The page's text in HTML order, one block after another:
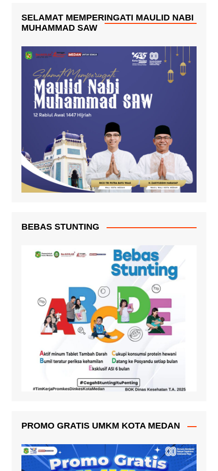
SELAMAT MEMPERINGATI MAULID NABI
MUHAMMAD SAW
BEBAS STUNTING
PROMO GRATIS UMKM KOTA MEDAN